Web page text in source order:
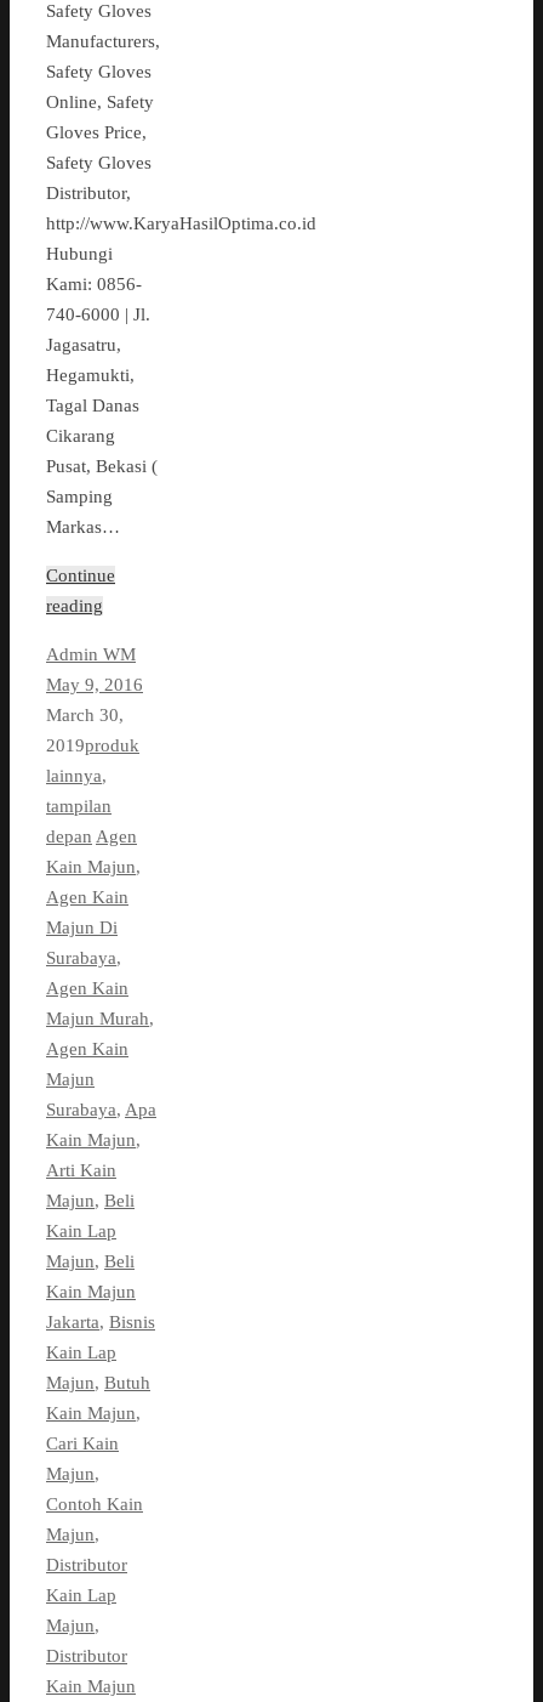
Safety Gloves
Manufacturers,
Safety Gloves
Online, Safety
Gloves Price,
Safety Gloves
Distributor,
http://www.KaryaHasilOptima.co.id
Hubungi
Kami: 0856-
740-6000 | Jl.
Jagasatru,
Hegamukti,
Tagal Danas
Cikarang
Pusat, Bekasi (
Samping
Markas…
Continue
reading
Admin WM
May 9, 2016
March 30,
2019produk
lainnya,
tampilan
depan Agen
Kain Majun,
Agen Kain
Majun Di
Surabaya,
Agen Kain
Majun Murah,
Agen Kain
Majun
Surabaya, Apa
Kain Majun,
Arti Kain
Majun, Beli
Kain Lap
Majun, Beli
Kain Majun
Jakarta, Bisnis
Kain Lap
Majun, Butuh
Kain Majun,
Cari Kain
Majun,
Contoh Kain
Majun,
Distributor
Kain Lap
Majun,
Distributor
Kain Majun